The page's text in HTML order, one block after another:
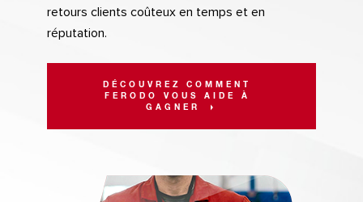
retours clients coûteux en temps et en
réputation.
DÉCOUVREZ COMMENT
FERODO VOUS AIDE À
GAGNER